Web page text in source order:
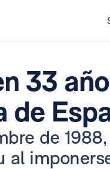
33
de
de
al